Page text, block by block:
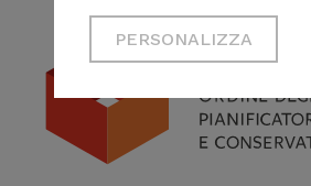
Cookie tecnici
Necessari per
correttamente
sito
PERSONALIZZA